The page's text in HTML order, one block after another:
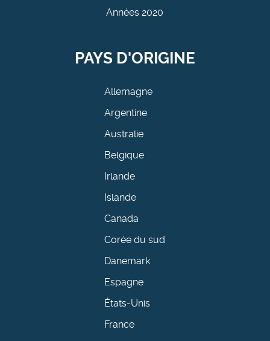
Années 2020
PAYS D'ORIGINE
Allemagne
Argentine
Australie
Belgique
Irlande
Islande
Canada
Corée du sud
Danemark
Espagne
États-Unis
France